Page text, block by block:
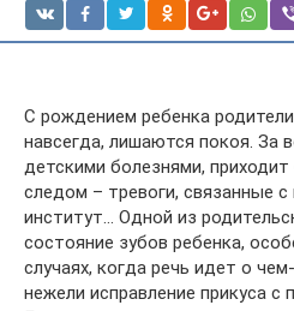
С рождением ребенка
навсегда, лишаются покоя. За
детскими болезнями,
следом – тревоги, связанные с
институт… Одной из
состояние зубов ребенка,
случаях, когда речь идет о
нежели исправление прикуса